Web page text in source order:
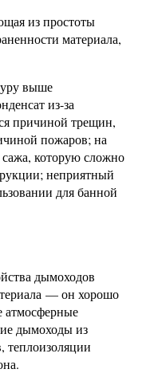
из простоты
материала,
выше
из-за
причиной трещин,
пожаров; на
сажа, которую сложно
неприятный
для банной
дымоходов
— он хорошо
атмосферные
дымоходы из
теплоизоляции